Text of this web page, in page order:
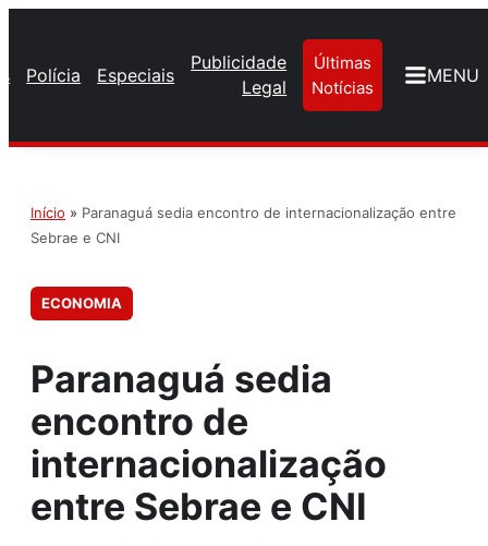
Polícia Especiais
Publicidade
Legal
Últimas
Notícias
MENU
Início » Paranaguá sedia encontro de internacionalização entre
Sebrae e CNI
ECONOMIA
Paranaguá sedia
encontro de
internacionalização
entre Sebrae e CNI